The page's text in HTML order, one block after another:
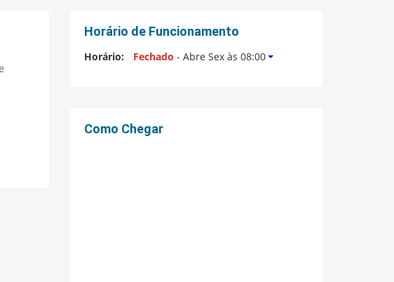
Horário de Funcionamento
Horário: Fechado - Abre Sex às 08:00
Como Chegar